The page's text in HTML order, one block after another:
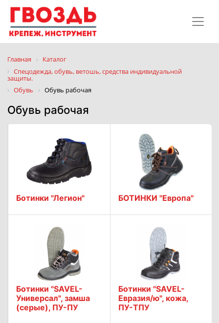
Главная
Каталог
Спецодежда, обувь, ветошь, средства индивидуальной
защиты.
Обувь
Обувь рабочая
Обувь рабочая
Ботинки "Легион" БОТИНКИ "Европа"
Ботинки "SAVEL-
Универсал", замша
(серые), ПУ-ПУ
Ботинки "SAVEL-
Евразия/ю", кожа,
ПУ-ТПУ